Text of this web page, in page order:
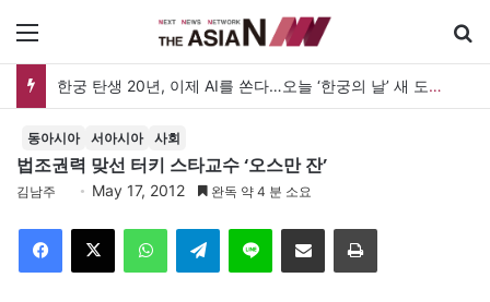
한궁 탄생 20년, 이제 AI를 쏜다…오늘 ‘한궁의 날’ 새 도약 선언
동아시아 서아시아 사회
법조권력 맞선 터키 스타교수 ‘오스만 잔’
김남주 May 17, 2012 완독 약 4 분 소요
Telegram 이메일